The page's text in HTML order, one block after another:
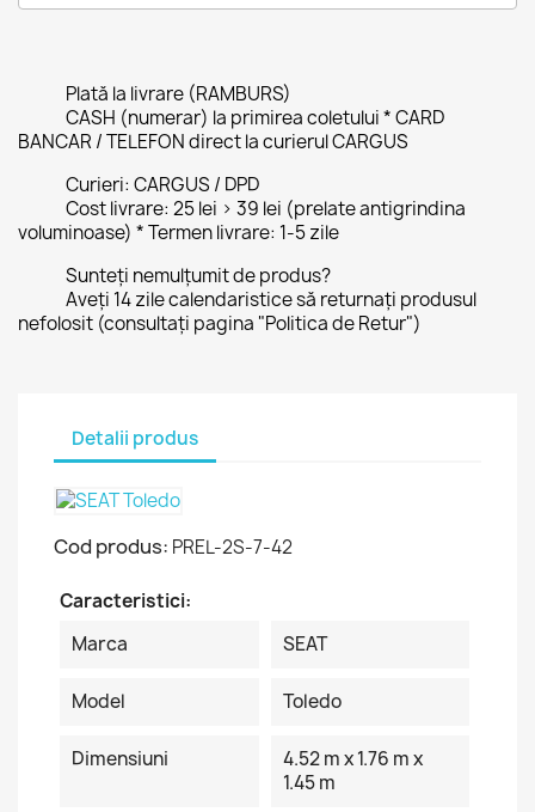
Plată la livrare (RAMBURS)
CASH (numerar) la primirea coletului * CARD
BANCAR / TELEFON direct la curierul CARGUS
Curieri: CARGUS / DPD
Cost livrare: 25 lei > 39 lei (prelate antigrindina
voluminoase) * Termen livrare: 1-5 zile
Sunteți nemulțumit de produs?
Aveți 14 zile calendaristice să returnați produsul
nefolosit (consultați pagina "Politica de Retur")
Detalii produs
Cod produs: PREL-2S-7-42
Caracteristici:
Marca
SEAT
Model Toledo
Dimensiuni
4.52 m x 1.76 m x
1.45 m